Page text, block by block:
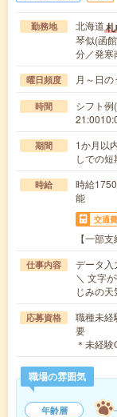
勤務地 北海道
琴似(函
分／発寒
曜日頻度 月～日
時間
シフト
期間
1か月以
しでの
時給
時給
能
交通費
【一部
仕事内容
データ入
＼ 文字
じみの
応募資格
職種未経
要
＊未経
職場の雰囲気
年齢層